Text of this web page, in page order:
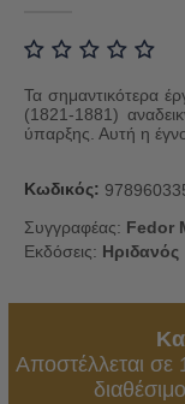
Τα σημαντικότερα
(1821-1881)
ύπαρξης. Αυτή η
Κωδικός:
Συγγραφέας: Fedor
Εκδόσεις: Ηριδανός
Αποστέλλεται